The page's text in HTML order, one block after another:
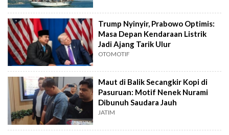
Trump Nyinyir, Prabowo Optimis:
Masa Depan Kendaraan Listrik
Jadi Ajang Tarik Ulur
OTOMOTIF
Maut di Balik Secangkir Kopi di
Pasuruan: Motif Nenek Nurami
Dibunuh Saudara Jauh
JATIM